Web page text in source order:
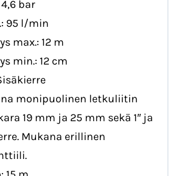
bar
95 l/min
max.: 12 m
min.: 12 cm
monipuolinen letkuliitin
19 mm ja 25 mm sekä 1″ ja
Mukana erillinen